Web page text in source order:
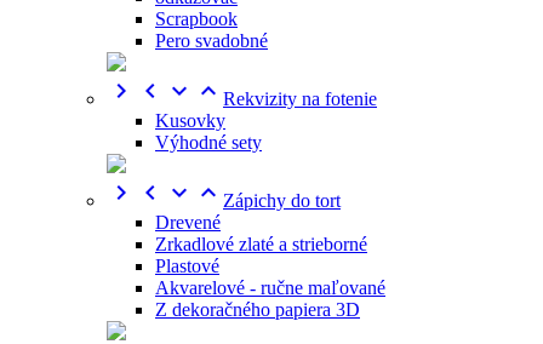
Scrapbook
Pero svadobné
    Rekvizity na fotenie
Kusovky
Výhodné sety
    Zápichy do tort
Drevené
Zrkadlové zlaté a strieborné
Plastové
Akvarelové - ručne maľované
Z dekoračného papiera 3D